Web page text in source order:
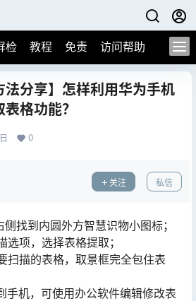
检 教程 免责 访问帮助
法分享】怎样利用华为手机
格功能？
0
关注 私信
找到内圆外方智慧识物小图标；
项，选择表格提取；
扫描的表格，取景框完全包住表
手机，可使用办公软件编辑修改表